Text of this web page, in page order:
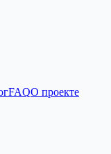
FAQО проекте